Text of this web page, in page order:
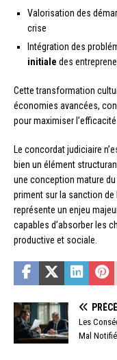
Valorisation des
crise
Intégration des
initiale des
Cette transformation
économies avancées,
pour maximiser
Le concordat judiciaire
bien un élément
une conception mature
priment sur la sanction
représente un enjeu
capables d’absorber les
productive et sociale.
Les
Mal